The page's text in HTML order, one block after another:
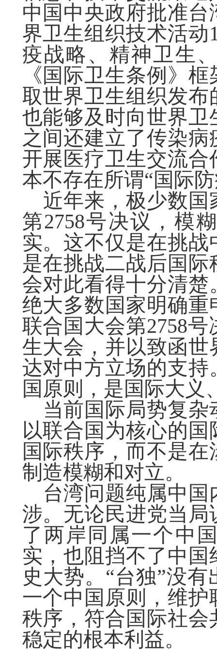
中国中央政府批准
界卫生组织技术活动
疫战略、精神卫生
《国际卫生条例》
取世界卫生组织发
也能够及时向世界
之间还建立了传染
开展医疗卫生交流
本不存在所谓“国际
近年来，极少数
第2758号决议，模
实。这不仅是在挑
是在挑战二战后国
会对此看得十分清
绝大多数国家明确
联合国大会第2758
生大会，并以致函
达对中方立场的支
国原则，是国际大义
当前国际局势复
以联合国为核心的
国际秩序，而不是
制造模糊和对立。
台湾问题纯属中
涉。无论民进党当
了两岸同属一个中
实，也阻挡不了中
史大势。 “台独”没
一个中国原则，维
秩序，符合国际社
稳定的根本利益。